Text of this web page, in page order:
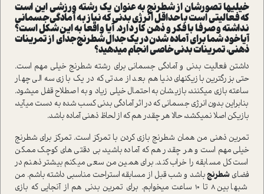
خیلی­ها تصورشان از شطرنج به عنوان یک رشته ورزشی این است
که فعالیتی است با حداقل انرژی بدنی که نیاز به آمادگی جسمانی
نداشته و صرفا با فکر و ذهن کار دارد. آیا واقعا به این شکل است؟
آیا خود شما برای آماده شدن در یک جدال شطرنج جدای از تمرینات
ذهنی، تمرینات­ بدنی خاصی انجام می­دهید؟
داشتن فعالیت بدنی و آمادگی جسمانی برای رشته شطرنج خیلی مهم است.
حتی بزرگ­ترین بازیکن­های دنیا هم بعد از مدتی که در یک بازی سه الی چهار
ساعته بازی می­کنند، بازی­شان به احتمال خیلی زیاد و به اصطلاح قفل می­شود.
بنابراین بدون انرژی جسمانی که در اثر آمادگی بدنی کسب شده به دست می­آید،
بازیکن اصلا نمی­کشد، حالا هر چقدر هم که از لحاظ ذهنی آماده باشد.
تمرین ذهنی من همان شطرنج بازی کردن با تمرکز است. تمرکز برای شطرنج
خیلی مهم است و هر چقدر هم که آماده باشید، بی­ دقتی­ های کوچک ممکن
است کل مسابقه را خراب کند. برای همین من سعی می­کنم بیشتر ذهنم در
فضای شطرنجباشد و شب قبل از مسابقه استراحت مناسبی داشته باشم. من
شب­ها بین 8 تا 10 ساعت می­خوابم. برای تمرین بدنی هم از آنجایی که بازی